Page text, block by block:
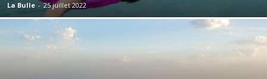
La Bulle - 25 juillet 2022